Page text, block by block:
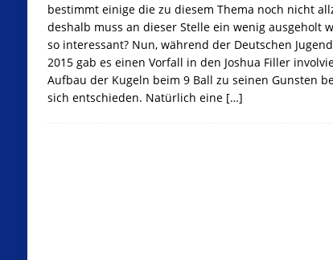
bestimmt einige die zu diesem Thema noch nicht
deshalb muss an dieser Stelle ein wenig ausgeholt
so interessant? Nun, während der Deutschen
2015 gab es einen Vorfall in den Joshua Filler
Aufbau der Kugeln beim 9 Ball zu seinen Gunsten
sich entschieden. Natürlich eine […]